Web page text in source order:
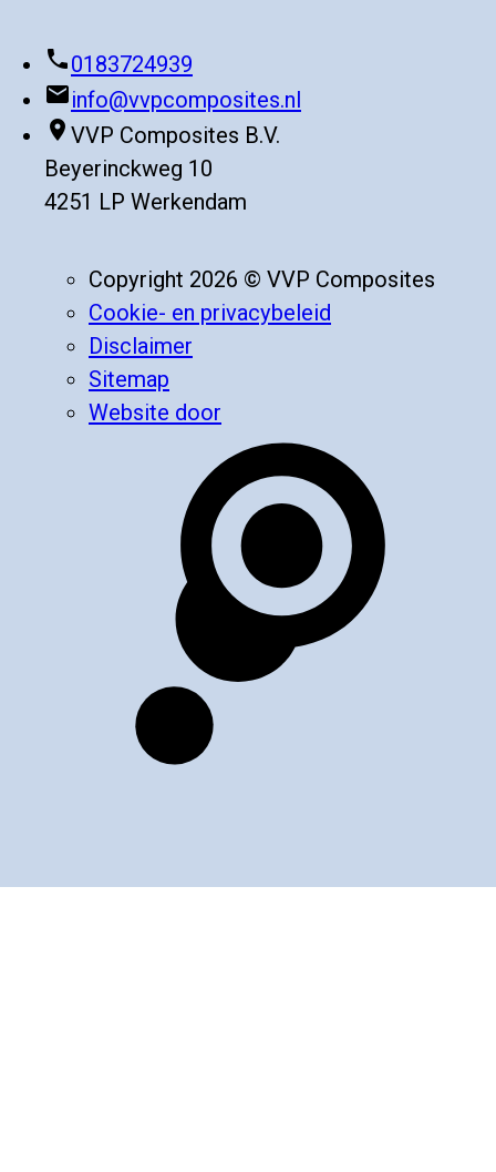
phone0183724939
mailinfo@vvpcomposites.nl
place VVP Composites B.V.
Beyerinckweg 10
4251 LP Werkendam
Copyright 2026 © VVP Composites
Cookie- en privacybeleid
Disclaimer
Sitemap
Website door